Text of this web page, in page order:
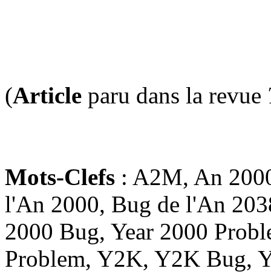
(Article paru dans la revue
Mots-Clefs : A2M, An
l'An 2000, Bug de l'An
2000 Bug, Year 2000
Problem, Y2K, Y2K Bug,